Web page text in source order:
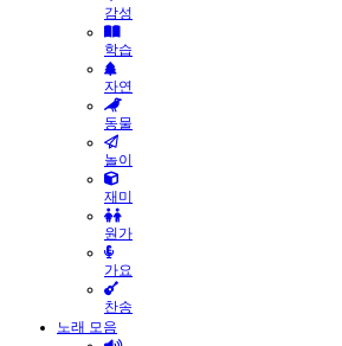
감성
학습
자연
동물
놀이
재미
원가
가요
찬송
노래 모음